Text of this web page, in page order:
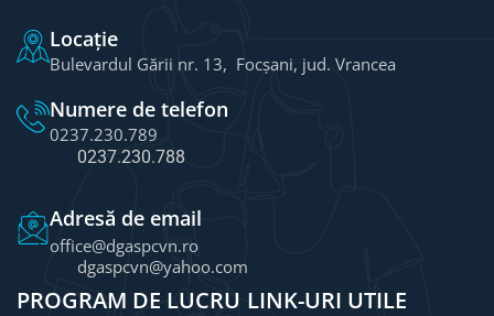
Locație
Bulevardul Gării nr. 13, Focșani, jud. Vrancea
Numere de telefon
0237.230.789
0237.230.788
Adresă de email
office@dgaspcvn.ro
dgaspcvn@yahoo.com
PROGRAM DE LUCRU LINK-URI UTILE